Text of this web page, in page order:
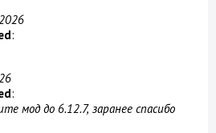
:
:
мод до 6.12.7, заранее спасибо